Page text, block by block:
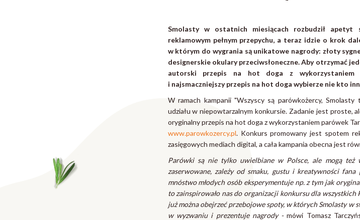
Smolasty w ostatnich miesiącach rozbudził
reklamowym pełnym przepychu, a teraz idzie o krok
w którym do wygrania są unikatowe nagrody: złoty
designerskie okulary przeciwsłoneczne. Aby otrzymać
autorski przepis na hot doga z wykorzystaniem
i najsmaczniejszy przepis na hot doga wybierze nie kto
W ramach kampanii "Wszyscy są parówkożercy,
udziału w niepowtarzalnym konkursie. Zadanie jest proste,
oryginalny przepis na hot doga z wykorzystaniem parówek
www.parowkozercy.pl. Konkurs promowany jest spotem
zasięgowych mediach digital, a cała kampania obecna jest
Parówki są nie tylko uwielbiane w Polsce, ale mogą też
zaserwowane, zależy od smaku, gustu i kreatywności
mnóstwo młodych osób eksperymentuje np. z tym jak
to zainspirowało nas do organizacji konkursu dla
już można obejrzeć przebojowe spoty, w których Smolasty w
w wyzwaniu i prezentuje nagrody -mówi Tomasz